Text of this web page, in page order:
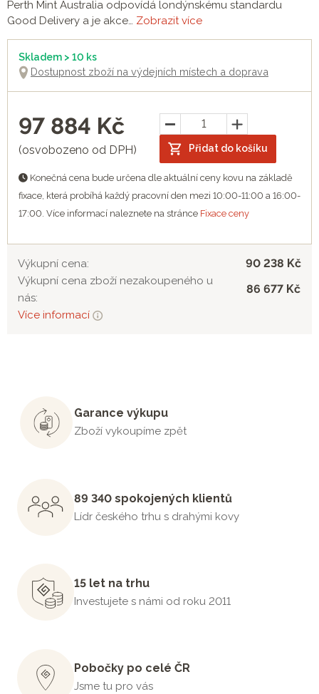
Perth Mint Australia odpovídá londýnskému standardu
Good Delivery a je akce… Zobrazit více
Skladem > 10 ks
Dostupnost zboží na výdejních místech a doprava
97 884 Kč
(osvobozeno od DPH) Přidat do košíku
Konečná cena bude určena dle aktuální ceny kovu na základě
fixace, která probíhá každý pracovní den mezi 10:00-11:00 a 16:00-
17:00. Více informací naleznete na stránce Fixace ceny
Výkupní cena: 90 238 Kč
Výkupní cena zboží nezakoupeného u
nás:
86 677 Kč
Více informací
Garance výkupu
Zboží vykoupíme zpět
89 340 spokojených klientů
Lídr českého trhu s drahými kovy
15 let na trhu
Investujete s námi od roku 2011
Pobočky po celé ČR
Jsme tu pro vás